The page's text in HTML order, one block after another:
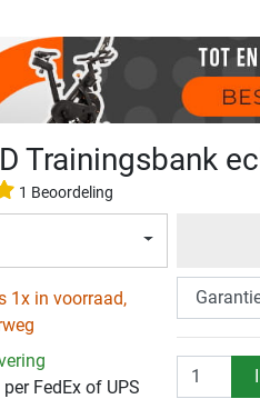
Trainingsbank
1 Beoordeling
1x in voorraad,
FedEx of UPS
Aantal